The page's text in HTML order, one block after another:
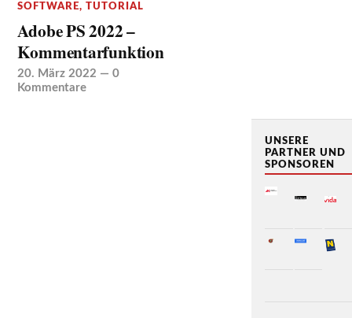
SOFTWARE,TUTORIAL
Adobe PS 2022 –
Kommentarfunktion
20. März 2022 —0
Kommentare
UNSERE
PARTNER UND
SPONSOREN